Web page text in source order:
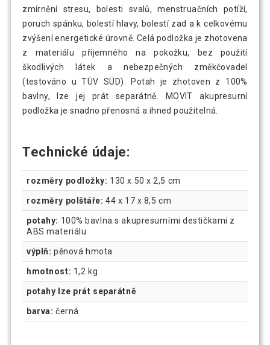
zmírnění stresu, bolesti svalů, menstruačních potíží,
poruch spánku, bolestí hlavy, bolestí zad a k celkovému
zvýšení energetické úrovně. Celá podložka je zhotovena
z materiálu příjemného na pokožku, bez použití
škodlivých látek a nebezpečných změkčovadel
(testováno u TÜV SÜD). Potah je zhotoven z 100%
bavlny, lze jej prát separátně. MOVIT akupresurní
podložka je snadno přenosná a ihned použitelná.
Technické údaje:
rozměry podložky: 130 x 50 x 2,5 cm
rozměry polštáře: 44 x 17 x 8,5 cm
potahy: 100% bavlna s akupresurními destičkami z
ABS materiálu
výplň: pěnová hmota
hmotnost: 1,2 kg
potahy lze prát separátně
barva: černá